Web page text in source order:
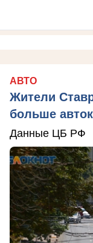
АВТО
Жители
больше
Данные ЦБ РФ